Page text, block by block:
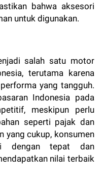
bahwa aksesori
untuk digunakan.
salah satu motor
terutama karena
yang tangguh.
Indonesia pada
meskipun perlu
seperti pajak dan
yang cukup, konsumen
dengan tepat dan
nilai terbaik